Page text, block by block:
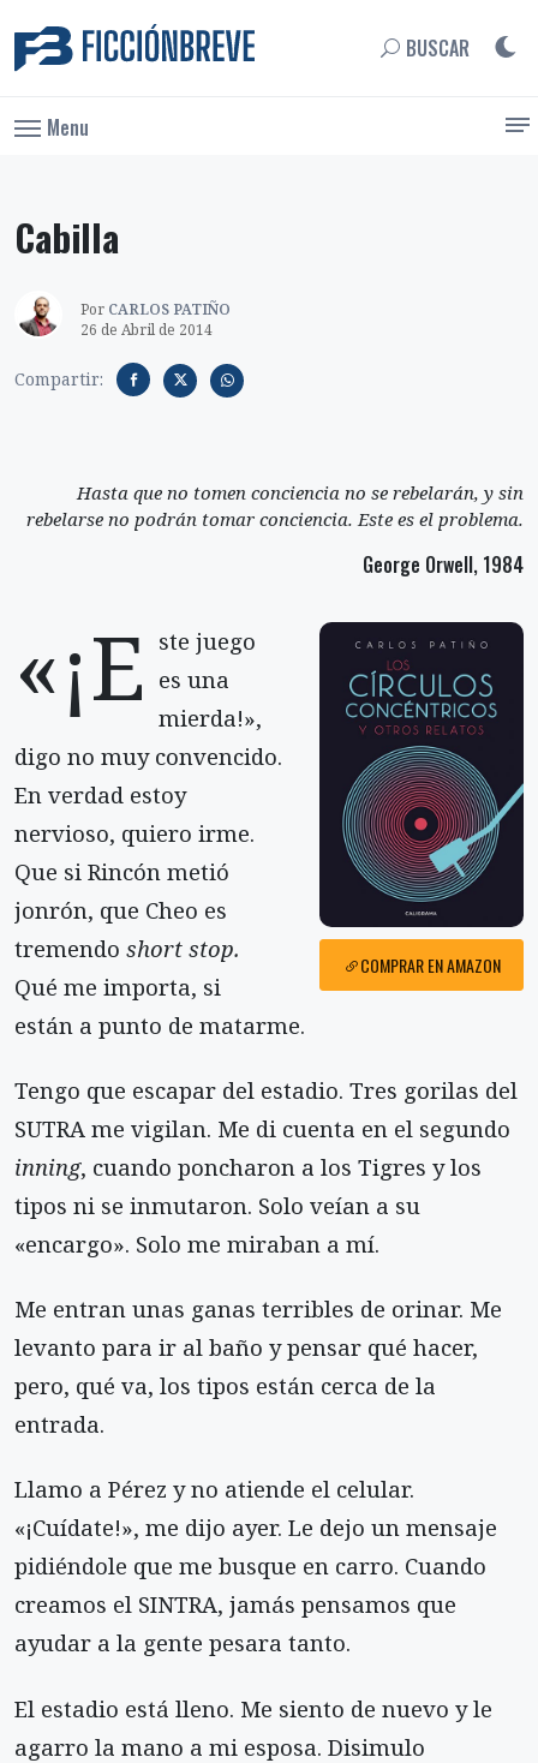
BUSCAR
Menu
Cabilla
Por CARLOS PATIÑO
26 de Abril de 2014
Compartir:
Hasta que no tomen conciencia no se rebelarán, y sin
rebelarse no podrán tomar conciencia. Este es el problema.
George Orwell, 1984
COMPRAR EN AMAZON
«¡E ste juego
es una
mierda!»,
digo no muy convencido.
En verdad estoy
nervioso, quiero irme.
Que si Rincón metió
jonrón, que Cheo es
tremendo short stop.
Qué me importa, si
están a punto de matarme.
Tengo que escapar del estadio. Tres gorilas del
SUTRA me vigilan. Me di cuenta en el segundo
inning, cuando poncharon a los Tigres y los
tipos ni se inmutaron. Solo veían a su
«encargo». Solo me miraban a mí.
Me entran unas ganas terribles de orinar. Me
levanto para ir al baño y pensar qué hacer,
pero, qué va, los tipos están cerca de la
entrada.
Llamo a Pérez y no atiende el celular.
«¡Cuídate!», me dijo ayer. Le dejo un mensaje
pidiéndole que me busque en carro. Cuando
creamos el SINTRA, jamás pensamos que
ayudar a la gente pesara tanto.
El estadio está lleno. Me siento de nuevo y le
agarro la mano a mi esposa. Disimulo